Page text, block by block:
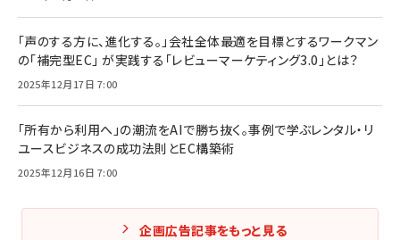
「声のする方に、進化する。」会社全体最適を目標とするワークマン
の「補完型EC」 が実践する「レビューマーケティング3.0」とは？
2025年12月17日 7:00
「所有から利用へ」の潮流をAIで勝ち抜く。事例で学ぶレンタル・リ
ユースビジネスの成功法則とEC構築術
2025年12月16日 7:00
企画広告記事をもっと見る